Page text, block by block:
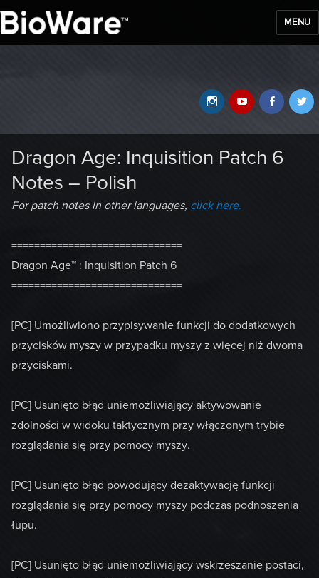
MENU
YouTube
Instagram
Dragon Age: Inquisition Patch 6
Notes – Polish
For patch notes in other languages, click here.
==============================
Dragon Age™ : Inquisition Patch 6
==============================
[PC] Umożliwiono przypisywanie funkcji do dodatkowych
przycisków myszy w przypadku myszy z więcej niż dwoma
przyciskami.
[PC] Usunięto błąd uniemożliwiający aktywowanie
zdolności w widoku taktycznym przy włączonym trybie
rozglądania się przy pomocy myszy.
[PC] Usunięto błąd powodujący dezaktywację funkcji
rozglądania się przy pomocy myszy podczas podnoszenia
łupu.
[PC] Usunięto błąd uniemożliwiający wskrzeszanie postaci,